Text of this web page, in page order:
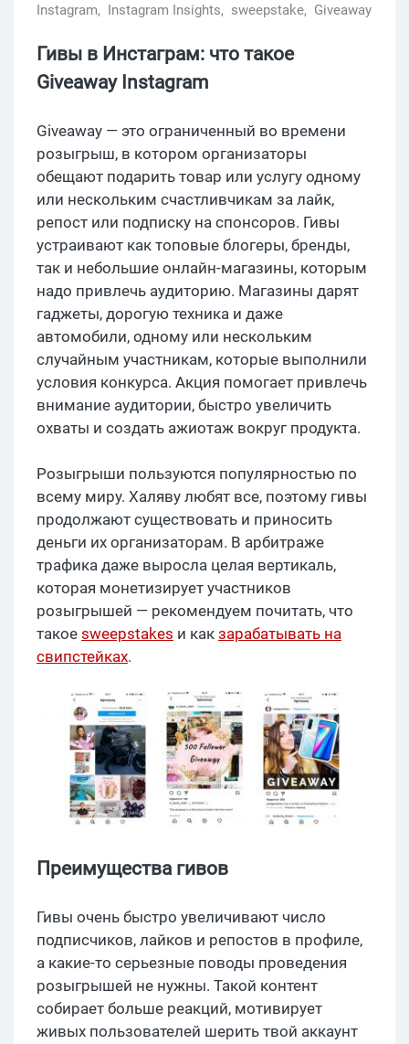
Instagram, Instagram Insights, sweepstake, Giveaway
Гивы в Инстаграм: что такое
Giveaway Instagram
Giveaway — это ограниченный во времени
розыгрыш, в котором организаторы
обещают подарить товар или услугу одному
или нескольким счастливчикам за лайк,
репост или подписку на спонсоров. Гивы
устраивают как топовые блогеры, бренды,
так и небольшие онлайн-магазины, которым
надо привлечь аудиторию. Магазины дарят
гаджеты, дорогую техника и даже
автомобили, одному или нескольким
случайным участникам, которые выполнили
условия конкурса. Акция помогает привлечь
внимание аудитории, быстро увеличить
охваты и создать ажиотаж вокруг продукта.
Розыгрыши пользуются популярностью по
всему миру. Халяву любят все, поэтому гивы
продолжают существовать и приносить
деньги их организаторам. В арбитраже
трафика даже выросла целая вертикаль,
которая монетизирует участников
розыгрышей — рекомендуем почитать, что
такое sweepstakes и как зарабатывать на
свипстейках.
Преимущества гивов
Гивы очень быстро увеличивают число
подписчиков, лайков и репостов в профиле,
а какие-то серьезные поводы проведения
розыгрышей не нужны. Такой контент
собирает больше реакций, мотивирует
живых пользователей шерить твой аккаунт